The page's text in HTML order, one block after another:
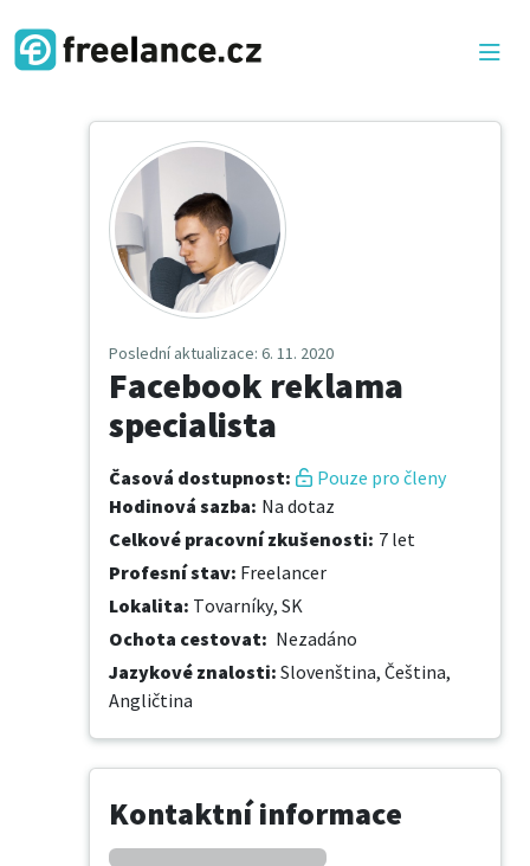
Poslední aktualizace: 6. 11. 2020
Facebook reklama
specialista
Časová dostupnost:
Pouze pro členy
Hodinová sazba: Na dotaz
Celkové pracovní zkušenosti: 7 let
Profesní stav: Freelancer
Lokalita: Tovarníky, SK
Ochota cestovat: Nezadáno
Jazykové znalosti: Slovenština, Čeština,
Angličtina
Kontaktní informace